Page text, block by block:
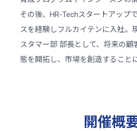
その後、HR-Techスタートアップ
スを経験しフルカイテンに入社。
スタマー部 部長として、将来の顧
態を開拓し、市場を創造すること
開催概